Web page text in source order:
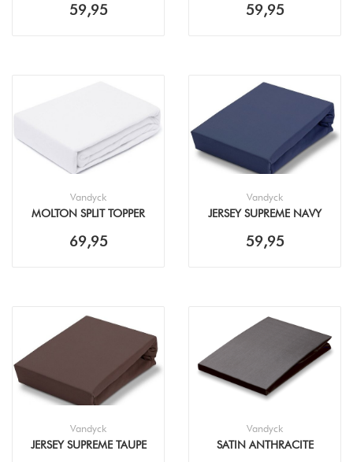
59,95
HOESLAKEN
59,95
Vandyck
MOLTON SPLIT TOPPER
69,95
Vandyck
JERSEY SUPREME NAVY
59,95
Vandyck
JERSEY SUPREME TAUPE
Vandyck
SATIN ANTHRACITE